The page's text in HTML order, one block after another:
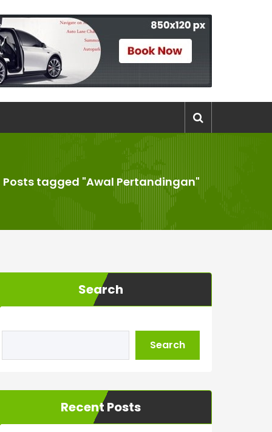
Posts tagged "Awal Pertandingan"
Search
Search
Recent Posts